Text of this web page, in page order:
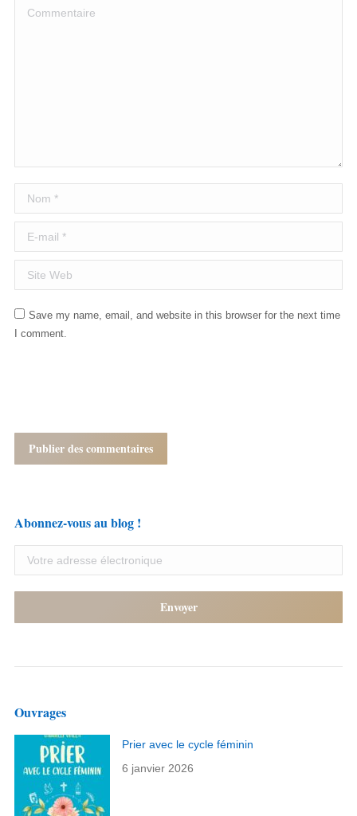
Commentaire
Nom *
E-mail *
Site Web
Save my name, email, and website in this browser for the next time
I comment.
Publier des commentaires
Abonnez-vous au blog !
Ouvrages
Prier avec le cycle féminin
6 janvier 2026